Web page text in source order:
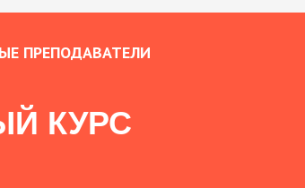
ПРЕПОДАВАТЕЛИ
КУРС